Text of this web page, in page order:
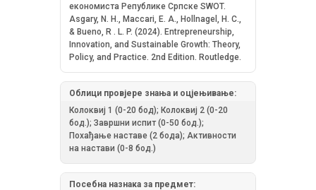
економиста Републике Српске SWOT.
Asgary, N. H., Maccari, E. A., Hollnagel, H. C.,
& Bueno, R . L. P. (2024). Entrepreneurship,
Innovation, and Sustainable Growth: Theory,
Policy, and Practice. 2nd Edition. Routledge.
Облици провјере знања и оцјењивање:
Колоквиј 1 (0-20 бод); Колоквиј 2 (0-20
бод.); Завршни испит (0-50 бод.);
Похађање наставе (2 бода); Активности
на настави (0-8 бод.)
Посебна назнака за предмет: